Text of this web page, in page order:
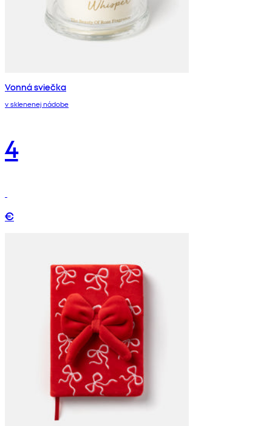
Vonná sviečka
v sklenenej nádobe
4
€